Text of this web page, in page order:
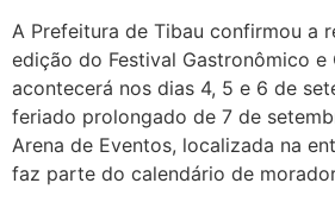
A Prefeitura de Tibau confirmou a
edição do Festival Gastronômico e
acontecerá nos dias 4, 5 e 6 de
feriado prolongado de 7 de
Arena de Eventos, localizada na
faz parte do calendário de